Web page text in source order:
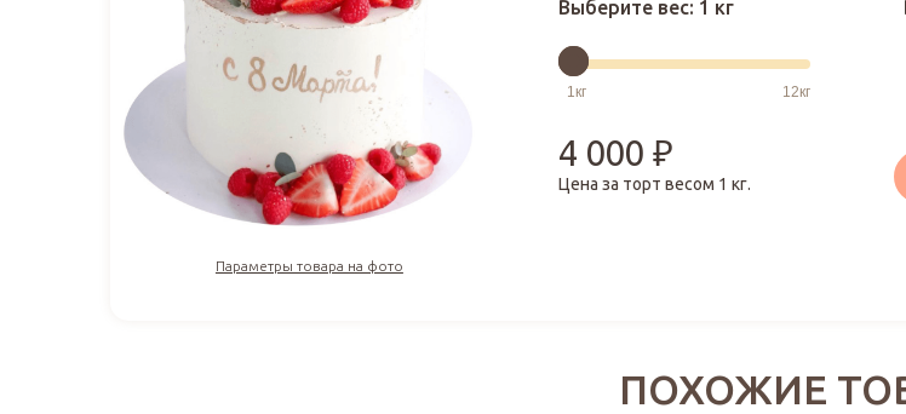
Параметры товара на фото
Выберите вес: 1 кг
4 000₽
Цена за торт весом 1 кг.
ПОХОЖИЕ